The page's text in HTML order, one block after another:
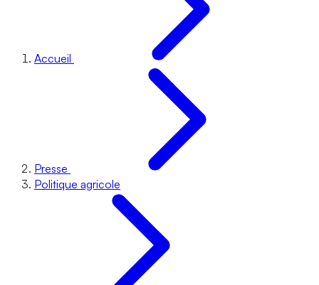
Accueil
Presse
Politique agricole